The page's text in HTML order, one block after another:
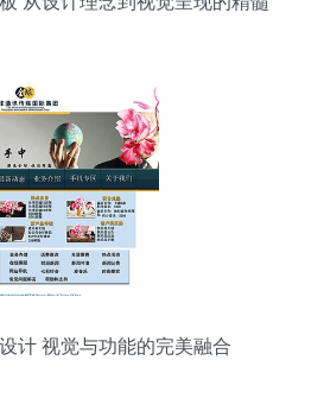
计 视觉与功能的完美融合